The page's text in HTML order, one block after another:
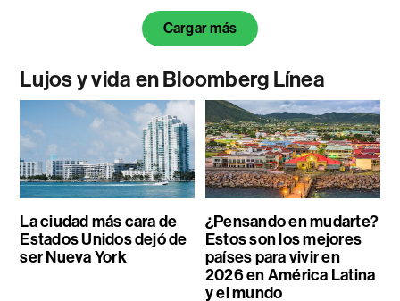
Cargar más
Lujos y vida en Bloomberg Línea
La ciudad más cara de
Estados Unidos dejó de
ser Nueva York
¿Pensando en mudarte?
Estos son los mejores
países para vivir en
2026 en América Latina
y el mundo